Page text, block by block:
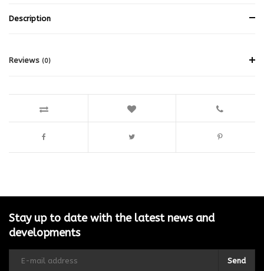
Description
Reviews (0)
Stay up to date with the latest news and
developments
Send